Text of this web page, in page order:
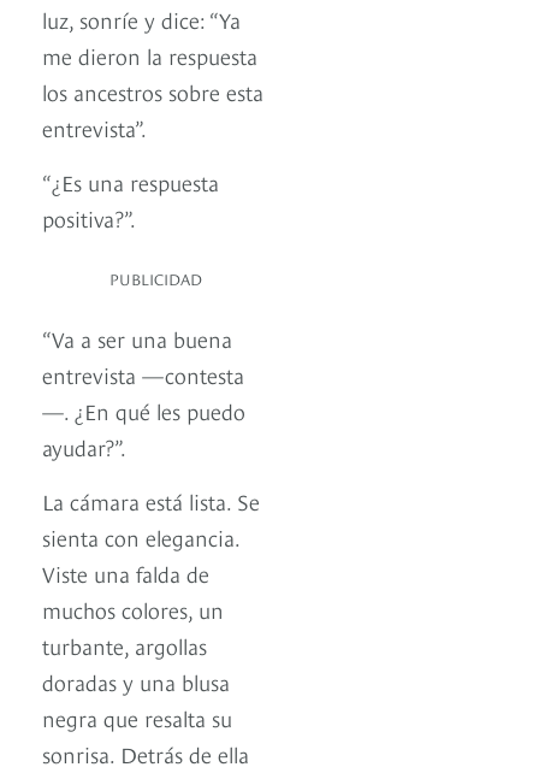
luz, sonríe y dice: “Ya
me dieron la respuesta
los ancestros sobre esta
entrevista”.
“¿Es una respuesta
positiva?”.
PUBLICIDAD
“Va a ser una buena
entrevista —contesta
—. ¿En qué les puedo
ayudar?”.
La cámara está lista. Se
sienta con elegancia.
Viste una falda de
muchos colores, un
turbante, argollas
doradas y una blusa
negra que resalta su
sonrisa. Detrás de ella